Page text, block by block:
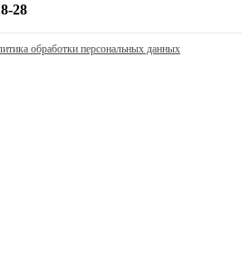
28
обработки персональных данных